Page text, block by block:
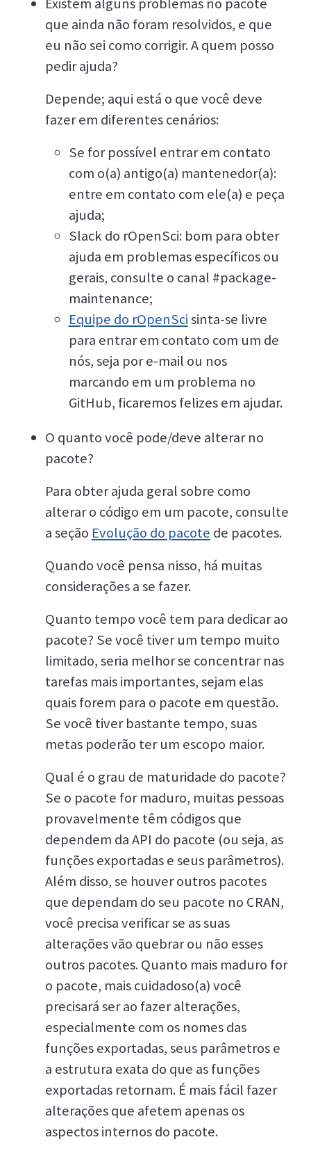
que ainda não foram resolvidos, e que
eu não sei como corrigir. A quem posso
pedir ajuda?
Depende; aqui está o que você deve
fazer em diferentes cenários:
Se for possível entrar em contato
com o(a) antigo(a) mantenedor(a):
entre em contato com ele(a) e peça
ajuda;
Slack do rOpenSci: bom para obter
ajuda em problemas específicos ou
gerais, consulte o canal #package-
maintenance;
Equipe do rOpenScisinta-se livre
para entrar em contato com um de
nós, seja por e-mail ou nos
marcando em um problema no
GitHub, ficaremos felizes em ajudar.
O quanto você pode/deve alterar no
pacote?
Para obter ajuda geral sobre como
alterar o código em um pacote, consulte
a seção Evolução do pacote de pacotes.
Quando você pensa nisso, há muitas
considerações a se fazer.
Quanto tempo você tem para dedicar ao
pacote? Se você tiver um tempo muito
limitado, seria melhor se concentrar nas
tarefas mais importantes, sejam elas
quais forem para o pacote em questão.
Se você tiver bastante tempo, suas
metas poderão ter um escopo maior.
Qual é o grau de maturidade do pacote?
Se o pacote for maduro, muitas pessoas
provavelmente têm códigos que
dependem da API do pacote (ou seja, as
funções exportadas e seus parâmetros).
Além disso, se houver outros pacotes
que dependam do seu pacote no CRAN,
você precisa verificar se as suas
alterações vão quebrar ou não esses
outros pacotes. Quanto mais maduro for
o pacote, mais cuidadoso(a) você
precisará ser ao fazer alterações,
especialmente com os nomes das
funções exportadas, seus parâmetros e
a estrutura exata do que as funções
exportadas retornam. É mais fácil fazer
alterações que afetem apenas os
aspectos internos do pacote.